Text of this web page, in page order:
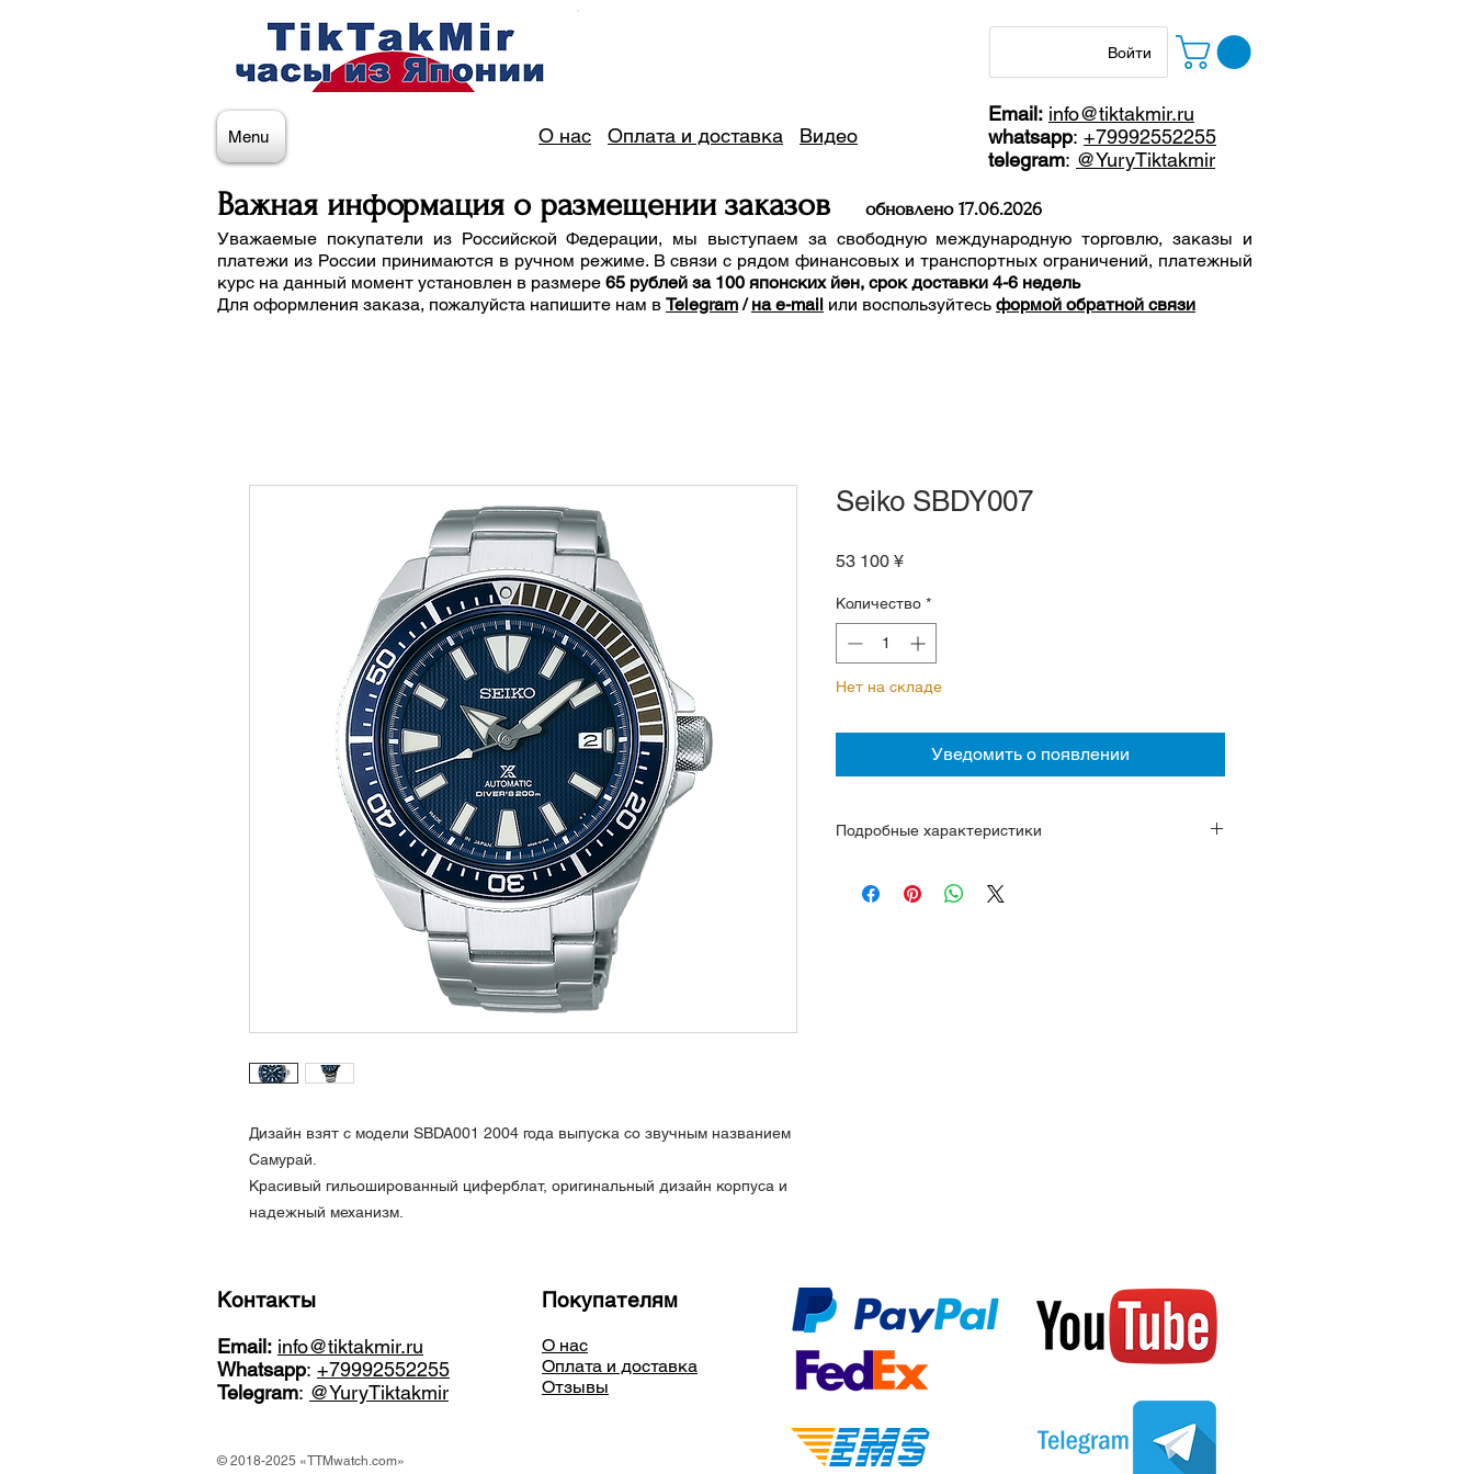
Войти
Menu О нас Оплата и доставка Видео
Email: info@tiktakmir.ru
whatsapp: +79992552255
telegram: @YuryTiktakmir
Важная информация о размещении заказов обновлено 17.06.2026
Уважаемые покупатели из Российской Федерации, мы выступаем за свободную международную торговлю, заказы и
платежи из России принимаются в ручном режиме. В связи с рядом финансовых и транспортных ограничений, платежный
курс на данный момент установлен в размере 65 рублей за 100 японских йен, срок доставки 4-6 недель
Для оформления заказа, пожалуйста напишите нам в Telegram/на e-mail или воспользуйтесь формой обратной связи
Дизайн взят с модели SBDA001 2004 года выпуска со звучным названием
Самурай.
Красивый гильошированный циферблат, оригинальный дизайн корпуса и
надежный механизм.
Seiko SBDY007
53 100 ¥Цена
Количество *
Нет на складе
Уведомить о появлении
Подробные характеристики
стоп-секунда
Контакты
Email: info@tiktakmir.ru
Whatsapp: +79992552255
Telegram: @YuryTiktakmir
Покупателям
О нас
Оплата и доставка
Отзывы
© 2018-2025 «TTMwatch.com»